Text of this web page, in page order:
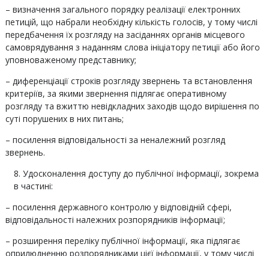
– визначення загального порядку реалізації електронних
петицій, що набрали необхідну кількість голосів, у тому числі
передбачення їх розгляду на засіданнях органів місцевого
самоврядування з наданням слова ініціатору петиції або його
уповноваженому представнику;
– диференціації строків розгляду звернень та встановлення
критеріїв, за якими звернення підлягає оперативному
розгляду та вжиттю невідкладних заходів щодо вирішення по
суті порушених в них питань;
– посилення відповідальності за неналежний розгляд
звернень.
Удосконалення доступу до публічної інформації, зокрема
в частині:
– посилення державного контролю у відповідній сфері,
відповідальності належних розпорядників інформації;
– розширення переліку публічної інформації, яка підлягає
оприлюдненню розпорядниками цієї інформації, у тому числі